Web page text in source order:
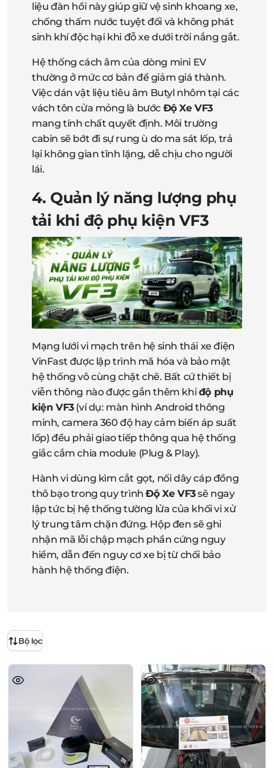
liệu đàn hồi này giúp giữ vệ sinh khoang xe,
chống thấm nước tuyệt đối và không phát
sinh khí độc hại khi đỗ xe dưới trời nắng gắt.
Hệ thống cách âm của dòng mini EV
thường ở mức cơ bản để giảm giá thành.
Việc dán vật liệu tiêu âm Butyl nhôm tại các
vách tôn cửa mỏng là bước Độ Xe VF3
mang tính chất quyết định. Môi trường
cabin sẽ bớt đi sự rung ù do ma sát lốp, trả
lại không gian tĩnh lặng, dễ chịu cho người
lái.
4. Quản lý năng lượng phụ
tải khi độ phụ kiện VF3
Mạng lưới vi mạch trên hệ sinh thái xe điện
VinFast được lập trình mã hóa và bảo mật
hệ thống vô cùng chặt chẽ. Bất cứ thiết bị
viễn thông nào được gắn thêm khiđộ phụ
kiện VF3(ví dụ: màn hình Android thông
minh, camera 360 độ hay cảm biến áp suất
lốp) đều phải giao tiếp thông qua hệ thống
giắc cắm chia module (Plug & Play).
Hành vi dùng kìm cắt gọt, nối dây cáp đồng
thô bạo trong quy trìnhĐộ Xe VF3sẽ ngay
lập tức bị hệ thống tường lửa của khối vi xử
lý trung tâm chặn đứng. Hộp đen sẽ ghi
nhận mã lỗi chập mạch phần cứng nguy
hiểm, dẫn đến nguy cơ xe bị từ chối bảo
hành hệ thống điện.
Bộ lọc